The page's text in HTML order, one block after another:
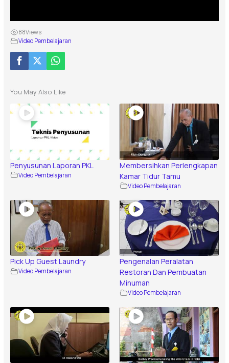
88Views
Video Pembelajaran
You May Also Like
Penyusunan Laporan PKL
Video Pembelajaran
Membersihkan Perlengkapan
Kamar Tidur Tamu
Video Pembelajaran
Pick Up Guest Laundry
Video Pembelajaran
Pengenalan Peralatan
Restoran Dan Pembuatan
Minuman
Video Pembelajaran